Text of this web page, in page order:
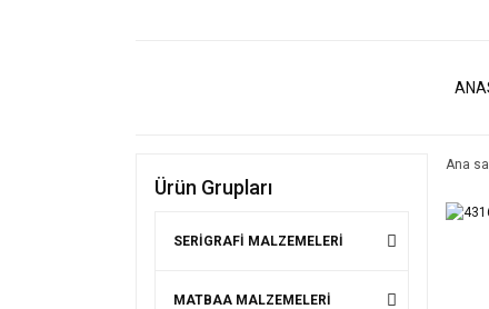
Ürün Grupları
SERİGRAFİ MALZEMELERİ
MATBAA MALZEMELERİ
Ana